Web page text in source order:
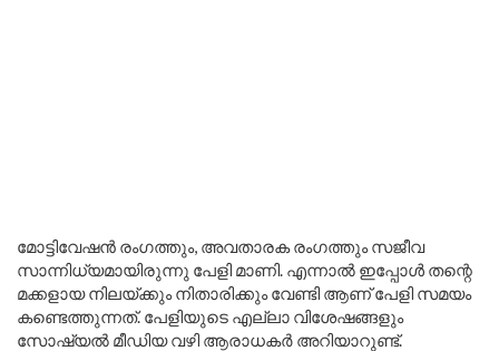
മോട്ടിവേഷൻ രംഗത്തും, അവതാരക രംഗത്തും സജീവ
സാന്നിധ്യമായിരുന്നു പേളി മാണി. എന്നാൽ ഇപ്പോൾ തന്റെ
മക്കളായ നിലയ്ക്കും നിതാരിക്കും വേണ്ടി ആണ് പേളി സമയം
കണ്ടെത്തുന്നത്. പേളിയുടെ എല്ലാ വിശേഷങ്ങളും
സോഷ്യൽ മീഡിയ വഴി ആരാധകർ അറിയാറുണ്ട്.